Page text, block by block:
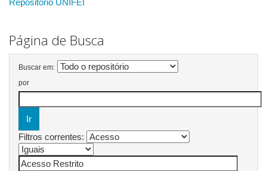
Repositório UNIFEI
Página de Busca
Buscar em:
por
Filtros correntes: